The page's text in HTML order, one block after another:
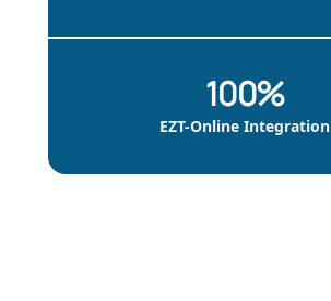
EZT-Online Integration
100%